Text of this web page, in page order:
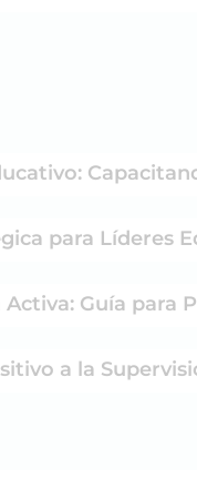
para Líderes
Guía para
a la